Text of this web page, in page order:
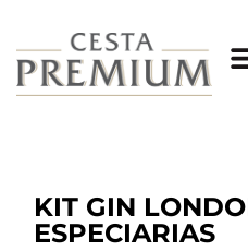
KIT GIN
ESPECIARIAS